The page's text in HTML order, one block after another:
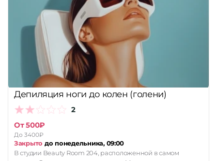
Депиляция ноги до колен (голени)
2
От 500₽
До 3400₽
Закрыто до понедельника, 09:00
В студии Beauty Room 204, расположенной в самом